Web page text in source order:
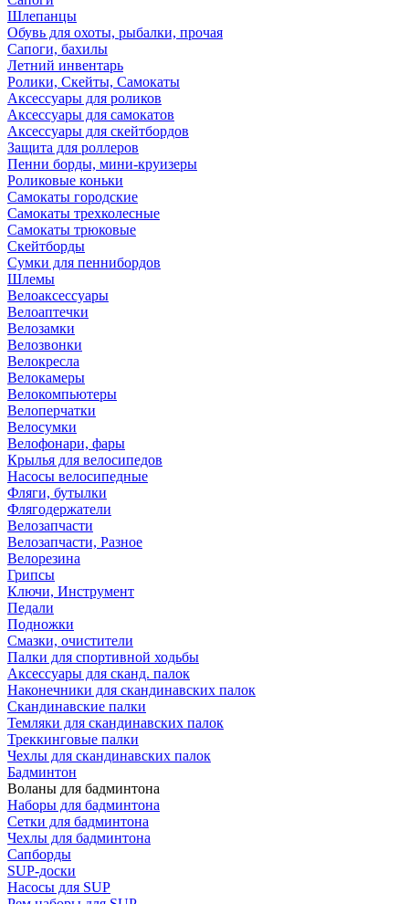
Шлепанцы
Обувь для охоты, рыбалки, прочая
Сапоги, бахилы
Летний инвентарь
Ролики, Скейты, Самокаты
Аксессуары для роликов
Аксессуары для самокатов
Аксессуары для скейтбордов
Защита для роллеров
Пенни борды, мини-круизеры
Роликовые коньки
Самокаты городские
Самокаты трехколесные
Самокаты трюковые
Скейтборды
Сумки для пеннибордов
Шлемы
Велоаксессуары
Велоаптечки
Велозамки
Велозвонки
Велокресла
Велокамеры
Велокомпьютеры
Велоперчатки
Велосумки
Велофонари, фары
Крылья для велосипедов
Насосы велосипедные
Фляги, бутылки
Флягодержатели
Велозапчасти
Велозапчасти, Разное
Велорезина
Грипсы
Ключи, Инструмент
Педали
Подножки
Смазки, очистители
Палки для спортивной ходьбы
Аксессуары для сканд. палок
Наконечники для скандинавских палок
Скандинавские палки
Темляки для скандинавских палок
Треккинговые палки
Чехлы для скандинавских палок
Бадминтон
Воланы для бадминтона
Наборы для бадминтона
Сетки для бадминтона
Чехлы для бадминтона
Сапборды
SUP-доски
Насосы для SUP